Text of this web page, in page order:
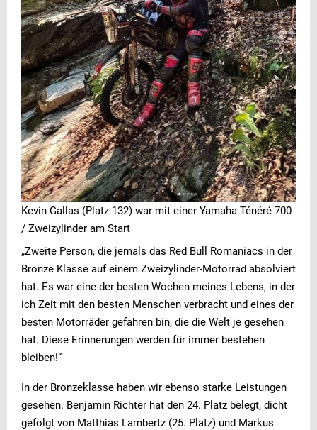
Kevin Gallas (Platz 132) war mit einer Yamaha Ténéré 700
/ Zweizylinder am Start
„Zweite Person, die jemals das Red Bull Romaniacs in der
Bronze Klasse auf einem Zweizylinder-Motorrad absolviert
hat. Es war eine der besten Wochen meines Lebens, in der
ich Zeit mit den besten Menschen verbracht und eines der
besten Motorräder gefahren bin, die die Welt je gesehen
hat. Diese Erinnerungen werden für immer bestehen
bleiben!“
In der Bronzeklasse haben wir ebenso starke Leistungen
gesehen. Benjamin Richter hat den 24. Platz belegt, dicht
gefolgt von Matthias Lambertz (25. Platz) und Markus